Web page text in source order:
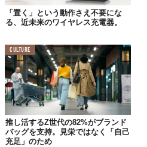
実現するだろう。
「置く」という動作さえ不要にな
る、近未来のワイヤレス充電器。
CULTURE
推し活するZ世代の82%がブランド
バッグを支持。見栄ではなく「自己
充足」のため